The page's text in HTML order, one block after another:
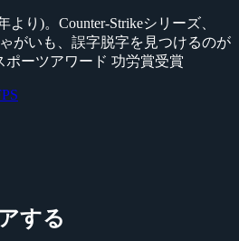
より)。Counter-Strikeシリーズ、
がいも、誤字脱字を見つけるのが
ポーツアワード 功労賞受賞
する